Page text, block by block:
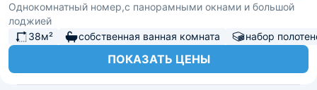
Однокомнатный номер,с панорамными окнами и большой
лоджией
38м²
собственная ванная комната набор
ПОКАЗАТЬ ЦЕНЫ